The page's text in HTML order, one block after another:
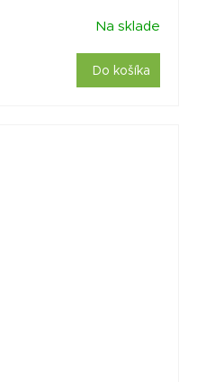
Na sklade
Do košíka